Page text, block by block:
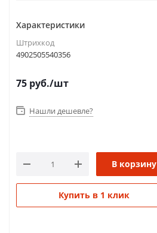
Характеристики
Штрихкод
4902505540356
75 руб./шт
Нашли дешевле?
В корзину
Купить в 1 клик